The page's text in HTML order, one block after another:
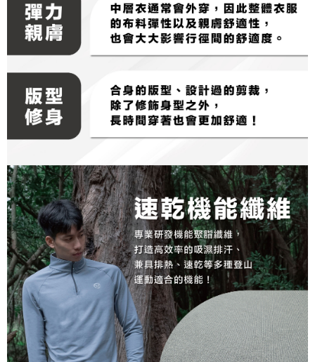
Untuk memenuhi hubungan kontrak yang terjalin melalui persetujuan
penggunaan OP Pay Later, peniaga akan memberikan maklumat peribadi
anda (termasuk nama, nombor telefon, atau alamat) kepada Syarikat bagi
tujuan pengumpulan, pemprosesan dan penggunaan data yang
pengesahan semula dan pembetulan.
Untuk terma perkhidmatan penuh, sila rujuk pautan berikut:
https://oppay.tw/userRule" target="_blank" class="link revert-
style">https://oppay.tw/userRule
1. Perkhidmatan ini disediakan oleh Taiwan Mobile, pengguna telefon
mudah alih boleh segera menggunakan tanpa perlu memohon lagi.
(Hanya untuk nombor langganan peribadi, tidak terbuka untuk syarikat
dan kad prabayar)
2. Pilihan kaedah pembayaran "Pembayaran Ansuran Gogo", selepas
pesanan ditubuhkan, akan secara automatik dialihkan ke proses
transaksi Gogo, selepas pengesahan nombor telefon, pilih bilangan
ansuran yang diingini, tarikh akhir pembayaran, dan setelah
mengesahkan pembayaran, transaksi akan selesai.
3. Jumlah kelulusan sebenar, bilangan ansuran dan jumlah bayaran
adalah berdasarkan halaman pengesahan transaksi seterusnya.
4. Dalam masa 30 minit selepas pesanan ditubuhkan, jika tidak pergi
untuk mengesahkan transaksi atau jika tidak lulus semakan, pesanan
akan dibatalkan secara automatik. Jika terdapat situasi "pindah untuk
semakan khusus" yang tidak lulus, ini menunjukkan bahawa sistem
penilaian tidak mencukupi, tiada penjelasan mengenai kandungan
akan menggunakan data peribadi yang dikumpul (termasuk nama
pembeli, no. telefon, nama penerima, no. telefon, alamat penerima) untuk
penggunaan perkhidmatan. Sila rujuk kepada "Penyata Pengumpulan
Data Peribadi, Pemprosesan, Penggunaan"
(https://aftee.tw/privacypolicy/) untuk maklumat lanjut.
Jumlah yang diperakui untuk pengguna kali pertama yang lulus
kelulusan boleh sehingga NT$10,000. Jika pengguna tidak membuat
pembayaran dalam tempoh tersebut, yuran pembayaran lewat sebanyak
20% setahun akan dikenakan. Pengguna bawah umur dikehendaki
mendapatkan kebenaran daripada ibu bapa atau penjaga yang sah
Sila hubungi NP Taiwan Inc. dics_tw@netprotections.co.jpjika anda
mempunyai sebarang kebimbangan mengenai pemprosesan dan
penggunaan pada data peribadi. Jika anda tidak bersetuju dengan data
peribadi yang disenaraikan seperti di atas akan dikumpul dan digunakan
oleh AFTEE, sila jangan gunakan perkhidmatan ini.